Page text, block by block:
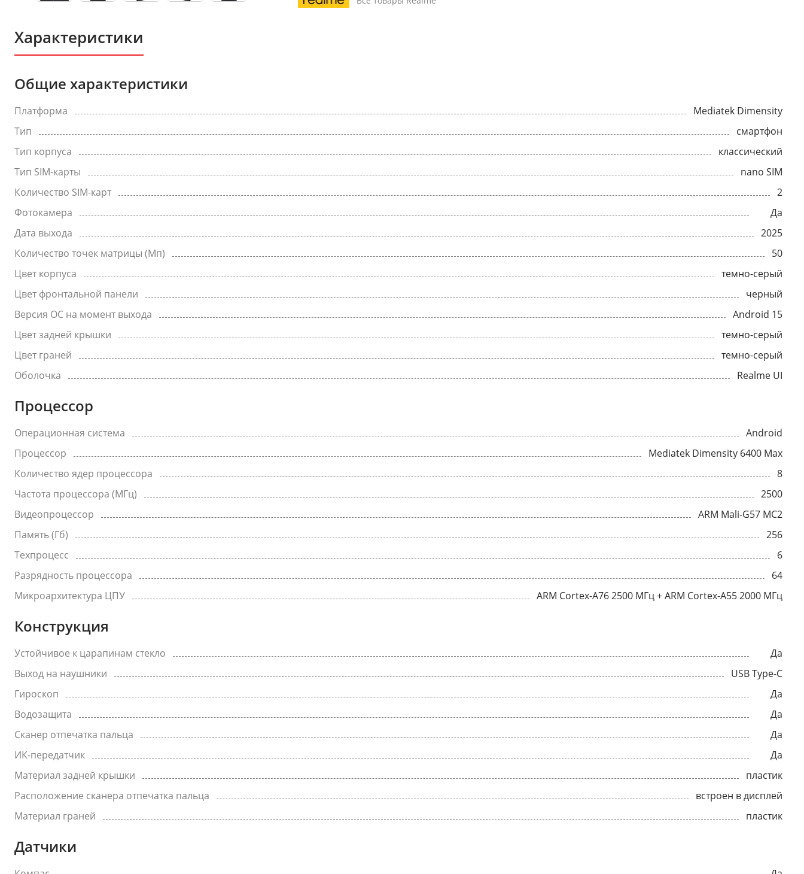
Характеристики
Общие характеристики
Платформа
Mediatek Dimensity
Тип
смартфон
Тип корпуса
классический
Тип SIM-карты
nano SIM
Количество SIM-карт
2
Фотокамера
Да
Дата выхода
2025
Количество точек матрицы (Мп)
50
Цвет корпуса
темно-серый
Цвет фронтальной панели
черный
Версия ОС на момент выхода
Android 15
Цвет задней крышки
темно-серый
Цвет граней
темно-серый
Оболочка
Realme UI
Процессор
Операционная система
Android
Процессор
Mediatek Dimensity 6400 Max
Количество ядер процессора
8
Частота процессора (МГц)
2500
Видеопроцессор
ARM Mali-G57 MC2
Память (Гб)
256
Техпроцесс
6
Разрядность процессора
64
Микроархитектура ЦПУ
ARM Cortex-A76 2500 МГц + ARM Cortex-A55 2000 МГц
Конструкция
Устойчивое к царапинам стекло
Да
Выход на наушники
USB Type-C
Гироскоп
Да
Водозащита
Да
Сканер отпечатка пальца
Да
ИК-передатчик
Да
Материал задней крышки
пластик
Расположение сканера отпечатка пальца
встроен в дисплей
Материал граней
пластик
Датчики